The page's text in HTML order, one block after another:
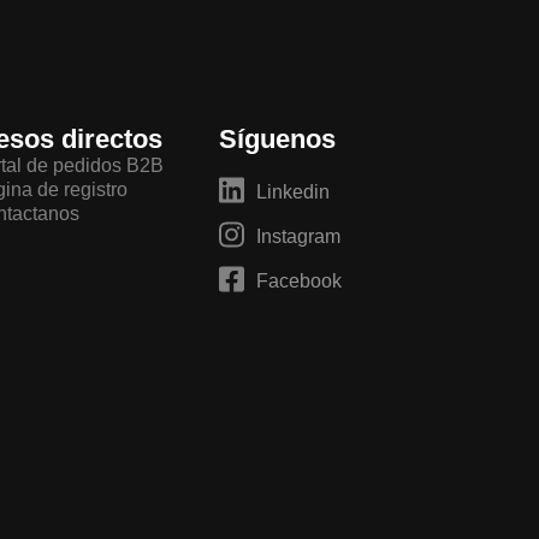
directos
de pedidos B2B
de registro
Síguenos
Linkedin
Instagram
Facebook